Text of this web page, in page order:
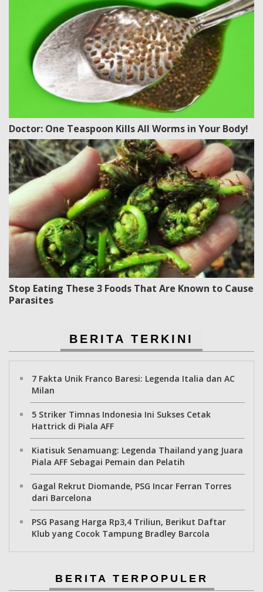
Doctor: One Teaspoon Kills All Worms in Your Body!
Stop Eating These 3 Foods That Are Known to Cause
Parasites
BERITA TERKINI
7 Fakta Unik Franco Baresi: Legenda Italia dan AC
Milan
5 Striker Timnas Indonesia Ini Sukses Cetak
Hattrick di Piala AFF
Kiatisuk Senamuang: Legenda Thailand yang Juara
Piala AFF Sebagai Pemain dan Pelatih
Gagal Rekrut Diomande, PSG Incar Ferran Torres
dari Barcelona
PSG Pasang Harga Rp3,4 Triliun, Berikut Daftar
Klub yang Cocok Tampung Bradley Barcola
BERITA TERPOPULER